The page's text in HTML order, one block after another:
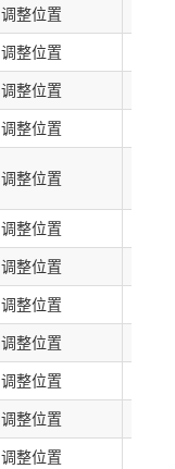
调整位置
调整位置
调整位置
调整位置
调整位置
调整位置
调整位置
调整位置
调整位置
调整位置
调整位置
调整位置